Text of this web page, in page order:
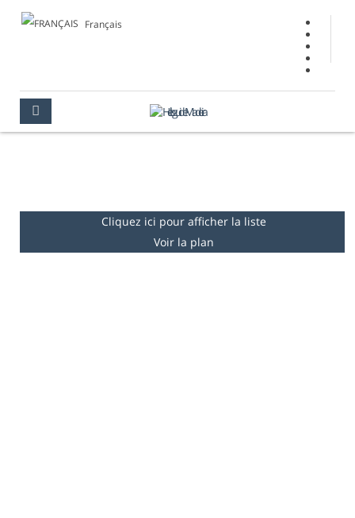
Français
Cliquez ici pour afficher la liste
Voir la plan